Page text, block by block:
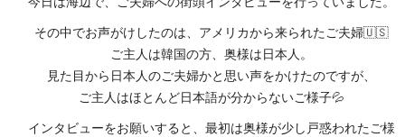
その中でお声がけしたのは、アメリカから来られたご夫婦🇺🇸
ご主人は韓国の方、奥様は日本人。
見た目から日本人のご夫婦かと思い声をかけたのですが、
ご主人はほとんど日本語が分からないご様子💦
インタビューをお願いすると、最初は奥様が少し戸惑われたご様